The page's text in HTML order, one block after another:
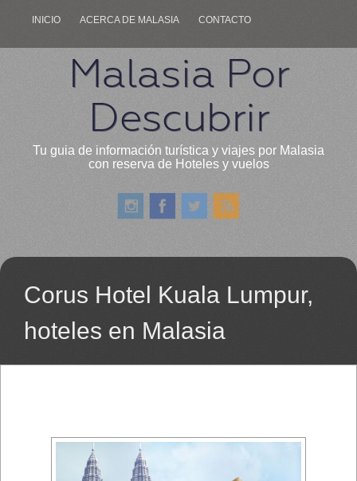
INICIO ACERCA DE MALASIA CONTACTO
Malasia Por
Descubrir
Tu guia de información turística y viajes por Malasia
con reserva de Hoteles y vuelos
Corus Hotel Kuala Lumpur,
hoteles en Malasia